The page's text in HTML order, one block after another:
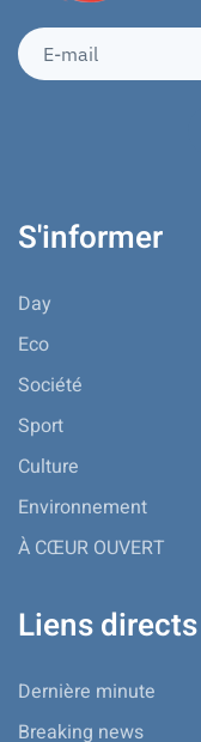
S'informer
Day
Eco
Société
Sport
Culture
Environnement
À CŒUR OUVERT
Liens directs
Dernière minute
Breaking news